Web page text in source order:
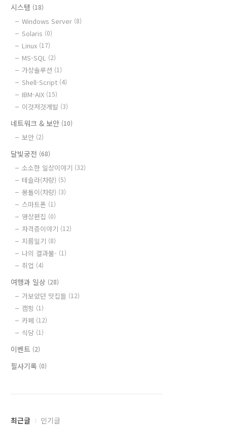
시스템 (18)
Windows Server (8)
Solaris (0)
Linux (17)
MS-SQL (2)
가상솔루션 (1)
Shell-Script (4)
IBM-AIX (15)
이것저것개발 (3)
네트워크 & 보안 (10)
보안 (2)
달빛궁전 (68)
소소한 일상이야기 (32)
테슬라(차량) (5)
몽돌이(차량) (3)
스마트폰 (1)
영상편집 (0)
자격증이야기 (12)
지름일기 (8)
나의 결과물- (1)
취업 (4)
여행과 일상 (28)
가보았던 맛집들 (12)
캠핑 (1)
카페 (12)
식당 (1)
이벤트 (2)
필사기록 (0)
최
최근글 인기글